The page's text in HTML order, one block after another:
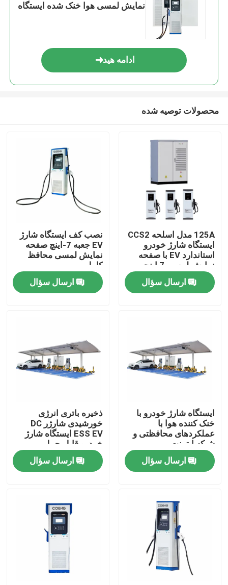
خونه
ویدیو
تور کارخانه
کنترل کیفیت
درخواست نقل قول
نمایش لمسی هوا خنک شده ایستگاه
ادامه هید
محصولات توصیه شده
125A مدل اسلحه CCS2
ایستگاه شارژ خودرو
استاندارد EV با صفحه
نمایش لمسی 7 اینچی
ارسال سؤال
نصب کف ایستگاه شارژ
EV جعبه 7-اینچ صفحه
نمایش لمسی محافظ
کامل
ارسال سؤال
ایستگاه شارژ خودرو با
خنک کننده هوا با
عملکردهای محافظتی و
شبکه ایترنت
ارسال سؤال
ذخیره باتری انرژی
خورشیدی شارژر DC
ESS EV ایستگاه شارژ
خودرو قابل حمل
ارسال سؤال